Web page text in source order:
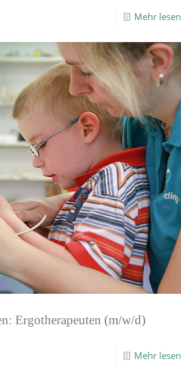
Mehr lesen
Ergotherapeuten (m/w/d)
Mehr lesen